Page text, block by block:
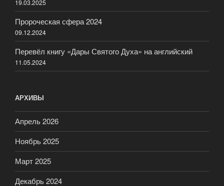
19.03.2025
Пророческая сфера 2024
09.12.2024
Перевёл книгу «Дары Святого Духа» на английский
11.05.2024
АРХИВЫ
Апрель 2026
Ноябрь 2025
Март 2025
Декабрь 2024